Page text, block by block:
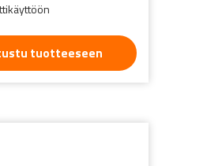
tuotteeseen